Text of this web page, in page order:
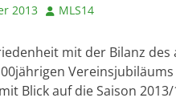
2013 AutorMLS14
mit der Bilanz
Blick auf die Saison